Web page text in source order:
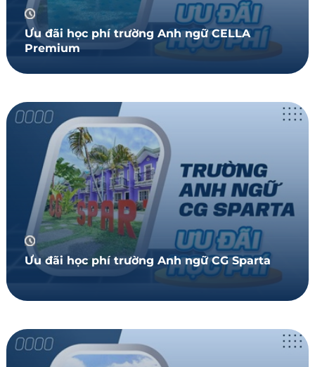
Ưu đãi học phí trường Anh ngữ CELLA
Premium
Ưu đãi học phí trường Anh ngữ CG Sparta